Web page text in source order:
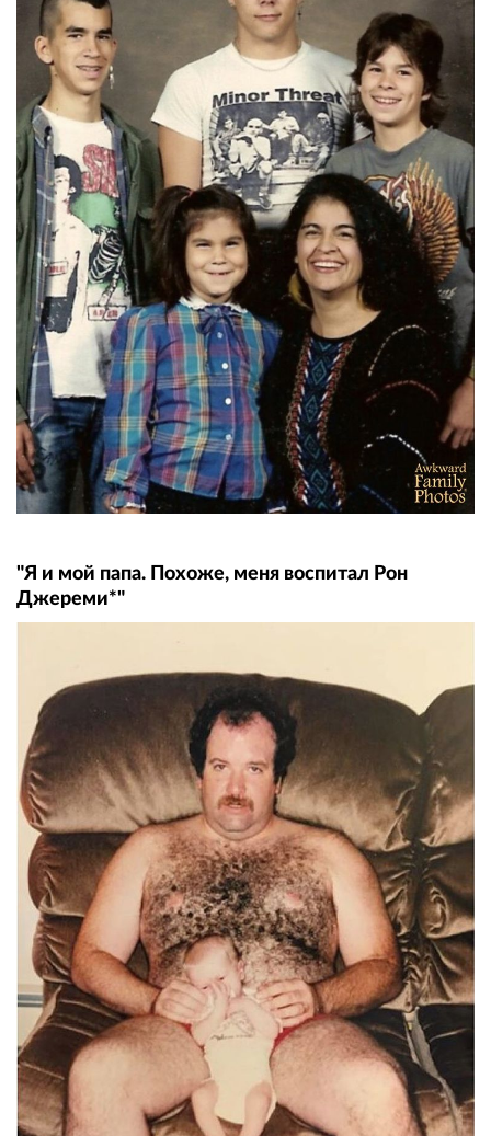
"Я и мой папа. Похоже, меня воспитал Рон
Джереми*"